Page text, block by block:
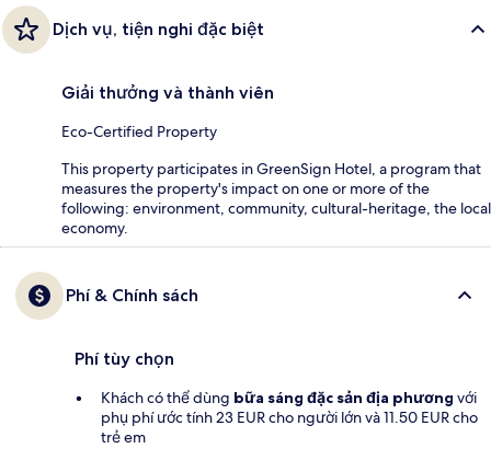
Dịch vụ, tiện nghi đặc biệt
Giải thưởng và thành viên
Eco-Certified Property
This property participates in GreenSign Hotel, a program that
measures the property's impact on one or more of the
following: environment, community, cultural-heritage, the local
economy.
Phí & Chính sách
Phí tùy chọn
Khách có thể dùng bữa sáng đặc sản địa phương với
phụ phí ước tính 23 EUR cho người lớn và 11.50 EUR cho
trẻ em